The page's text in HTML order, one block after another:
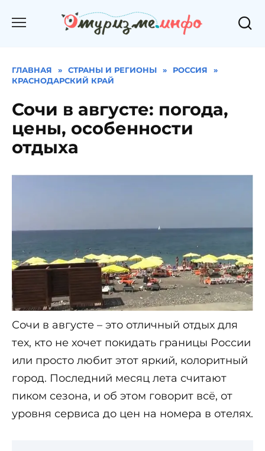
ГЛАВНАЯ » СТРАНЫ И РЕГИОНЫ » РОССИЯ
»
КРАСНОДАРСКИЙ КРАЙ
Сочи в августе: погода,
цены, особенности
отдыха
Сочи в августе – это отличный отдых для
тех, кто не хочет покидать границы России
или просто любит этот яркий, колоритный
город. Последний месяц лета считают
пиком сезона, и об этом говорит всё, от
уровня сервиса до цен на номера в отелях.